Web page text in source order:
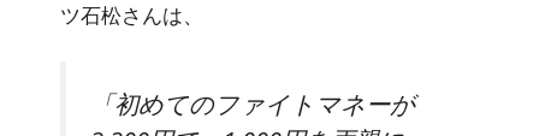
ツ石松さんは、
「初めてのファイトマネーが